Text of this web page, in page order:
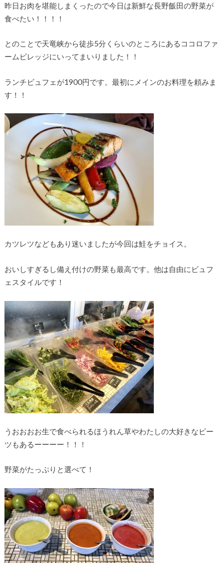
昨日お肉を堪能しまくったので今日は新鮮な長野飯田の野菜が
食べたい！！！！
とのことで天竜峡から徒歩5分くらいのところにあるココロファ
ームビレッジにいってまいりました！！
ランチビュフェが1900円です。最初にメインのお料理を頼みま
す！！
カツレツなどもあり迷いましたが今回は鮭をチョイス。
おいしすぎるし備え付けの野菜も最高です。他は自由にビュフ
ェスタイルです！
うおおおお生で食べられるほうれん草やわたしの大好きなビー
ツもあるーーーー！！！
野菜がたっぷりと選べて！